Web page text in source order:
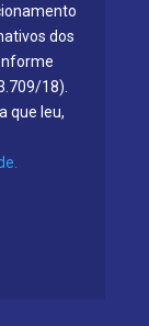
dos
18).
que leu,